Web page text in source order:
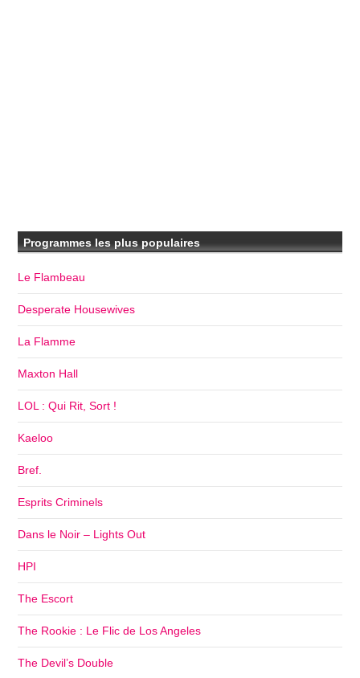
Programmes les plus populaires
Le Flambeau
Desperate Housewives
La Flamme
Maxton Hall
LOL : Qui Rit, Sort !
Kaeloo
Bref.
Esprits Criminels
Dans le Noir – Lights Out
HPI
The Escort
The Rookie : Le Flic de Los Angeles
The Devil’s Double